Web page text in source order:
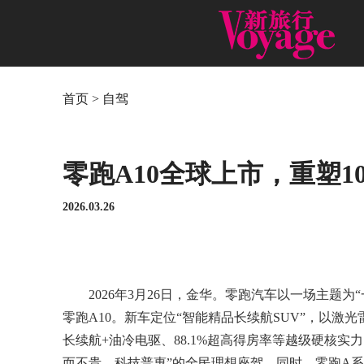
首页 > 自驾
零跑A10全球上市，重塑
2026.03.26
2026年3月26日，金华。零跑汽车以一场主题
零跑A10。新车定位“智能精品长续航SUV”，以激
长续航+油冷电驱、88.1%超高得房率等越级硬核实